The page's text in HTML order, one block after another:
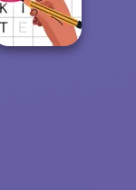
Words with Owl